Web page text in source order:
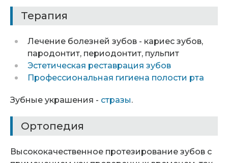
Терапия
Лечение болезней зубов - кариес зубов,
пародонтит, периодонтит, пульпит
Эстетическая реставрация зубов
Профессиональная гигиена полости рта
Зубные украшения - стразы.
Ортопедия
Высококачественное протезирование зубов с